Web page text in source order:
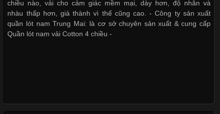
Trong những năm gần đây, vải Bamboo đang trở thành một
trong những chất liệu được yêu thích trong ngành thời trang
nhờ đặc tính mềm mại, thoáng khí và thân thiện với môi trường.
Không chỉ được ứng dụng trong quần áo thường ngày, loại vải
chiều nào, vải cho cảm giác mềm mại, dày hơn, độ nhăn và
nhàu thấp hơn, giá thành vì thế cũng cao. - Công ty sản xuất
quần lót nam Trung Mai: là cơ sở chuyên sản xuất & cung cấp
Quần lót nam vải Cotton 4 chiều -